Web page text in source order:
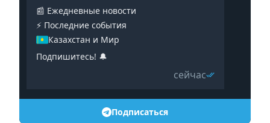
📰 Ежедневные новости
⚡️ Последние события
Казахстан и Мир
Подпишитесь! 🔔
сейчас
Подписаться